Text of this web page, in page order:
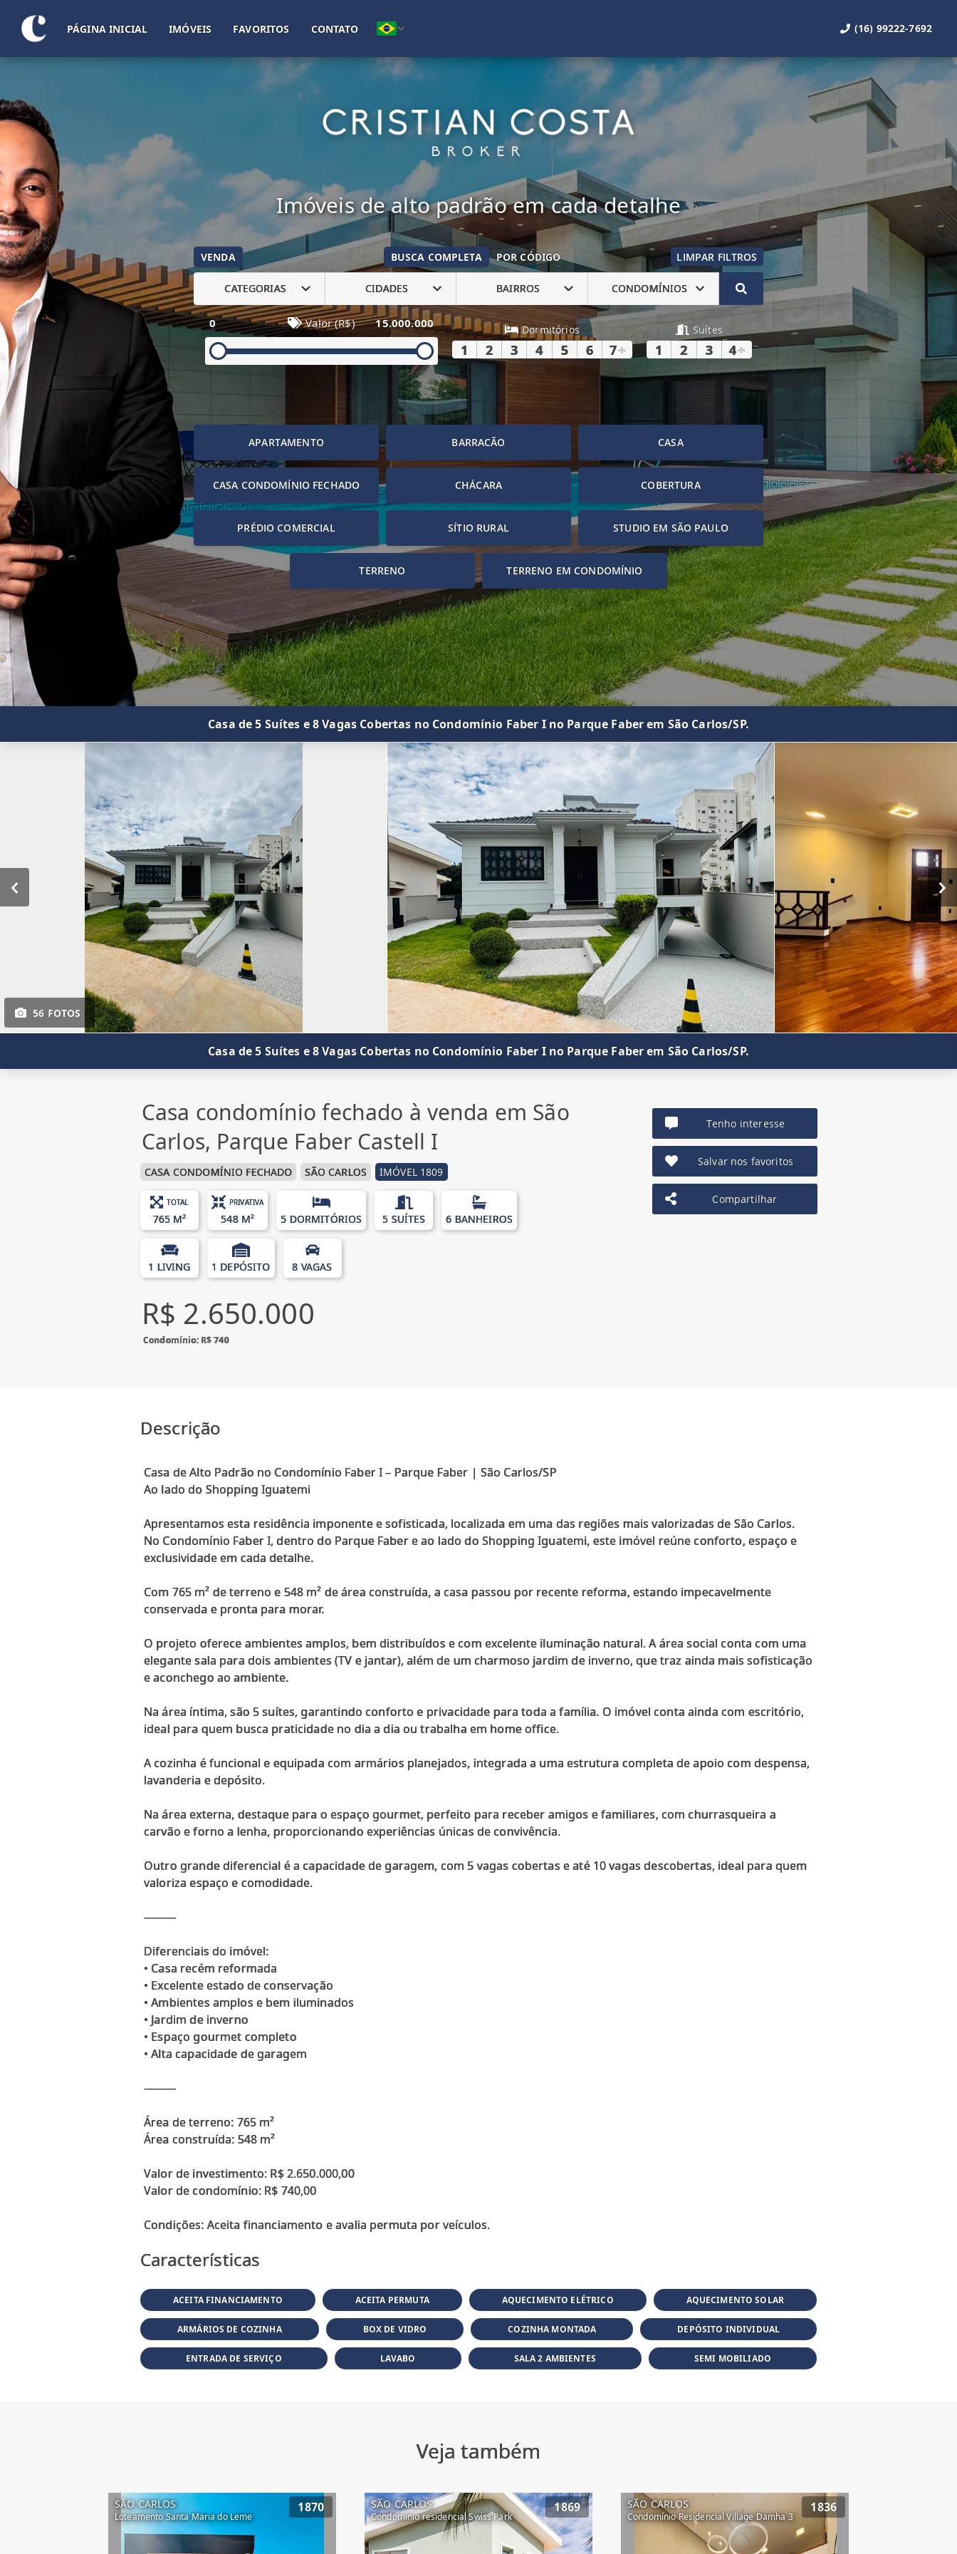
PÁGINA INICIAL IMÓVEIS FAVORITOS CONTATO (16) 99222-7692
Imóveis de alto padrão em cada detalhe
VENDA BUSCA COMPLETA POR CÓDIGO LIMPAR FILTROS
CATEGORIAS CIDADES BAIRROS CONDOMÍNIOS
0 Valor (R$) 15.000.000 Dormitórios
1 2 3 4 5 6 7+
Suítes
1 2 3 4+
APARTAMENTO BARRACÃO CASA
CASA CONDOMÍNIO FECHADO CHÁCARA COBERTURA
PRÉDIO COMERCIAL SÍTIO RURAL STUDIO EM SÃO PAULO
TERRENO TERRENO EM CONDOMÍNIO
Casa de 5 Suítes e 8 Vagas Cobertas no Condomínio Faber I no Parque Faber em São Carlos/SP.
56 FOTOS
Casa de 5 Suítes e 8 Vagas Cobertas no Condomínio Faber I no Parque Faber em São Carlos/SP.
Casa condomínio fechado à venda em São
Carlos, Parque Faber Castell I
CASA CONDOMÍNIO FECHADO SÃO CARLOS IMÓVEL 1809
TOTAL
765 M²
PRIVATIVA
548 M² 5 DORMITÓRIOS 5 SUÍTES 6 BANHEIROS
1 LIVING 1 DEPÓSITO 8 VAGAS
R$ 2.650.000
Condomínio: R$ 740
Tenho interesse
Salvar nos favoritos
Compartilhar
Descrição
Casa de Alto Padrão no Condomínio Faber I – Parque Faber | São Carlos/SP
Ao lado do Shopping Iguatemi
Apresentamos esta residência imponente e sofisticada, localizada em uma das regiões mais valorizadas de São Carlos.
No Condomínio Faber I, dentro do Parque Faber e ao lado do Shopping Iguatemi, este imóvel reúne conforto, espaço e
exclusividade em cada detalhe.
Com 765 m² de terreno e 548 m² de área construída, a casa passou por recente reforma, estando impecavelmente
conservada e pronta para morar.
O projeto oferece ambientes amplos, bem distribuídos e com excelente iluminação natural. A área social conta com uma
elegante sala para dois ambientes (TV e jantar), além de um charmoso jardim de inverno, que traz ainda mais sofisticação
e aconchego ao ambiente.
Na área íntima, são 5 suítes, garantindo conforto e privacidade para toda a família. O imóvel conta ainda com escritório,
ideal para quem busca praticidade no dia a dia ou trabalha em home office.
A cozinha é funcional e equipada com armários planejados, integrada a uma estrutura completa de apoio com despensa,
lavanderia e depósito.
Na área externa, destaque para o espaço gourmet, perfeito para receber amigos e familiares, com churrasqueira a
carvão e forno a lenha, proporcionando experiências únicas de convivência.
Outro grande diferencial é a capacidade de garagem, com 5 vagas cobertas e até 10 vagas descobertas, ideal para quem
valoriza espaço e comodidade.
⸻
Diferenciais do imóvel:
• Casa recém reformada
• Excelente estado de conservação
• Ambientes amplos e bem iluminados
• Jardim de inverno
• Espaço gourmet completo
• Alta capacidade de garagem
⸻
Área de terreno: 765 m²
Área construída: 548 m²
Valor de investimento: R$ 2.650.000,00
Valor de condomínio: R$ 740,00
Características
ACEITA FINANCIAMENTO ACEITA PERMUTA AQUECIMENTO ELÉTRICO AQUECIMENTO SOLAR
ARMÁRIOS DE COZINHA BOX DE VIDRO COZINHA MONTADA DEPÓSITO INDIVIDUAL
ENTRADA DE SERVIÇO LAVABO SALA 2 AMBIENTES SEMI MOBILIADO
Veja também
SÃO CARLOS
Loteamento Santa Maria do Leme
1870 SÃO CARLOS
Condomínio residencial Swiss Park
1869 SÃO CARLOS
Condomínio Residencial Village Damha 3
1836